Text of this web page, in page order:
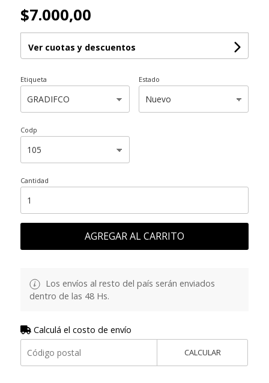
$7.000,00
Ver cuotas y descuentos
Etiqueta Estado
Codp
Cantidad
AGREGAR AL CARRITO
Los envíos al resto del país serán enviados
dentro de las 48 Hs.
Calculá el costo de envío
CALCULAR